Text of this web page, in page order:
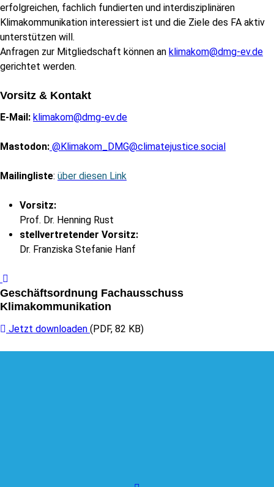
erfolgreichen, fachlich fundierten und interdisziplinären
Klimakommunikation interessiert ist und die Ziele des FA aktiv
unterstützen will.
Anfragen zur Mitgliedschaft können an klimakom@dmg-ev.de
gerichtet werden.
Vorsitz & Kontakt
E-Mail: klimakom@dmg-ev.de
Mastodon: @Klimakom_DMG@climatejustice.social
Mailingliste: über diesen Link
Vorsitz:
Prof. Dr. Henning Rust
stellvertretender Vorsitz:
Dr. Franziska Stefanie Hanf
Geschäftsordnung Fachausschuss
Klimakommunikation
Jetzt downloaden (PDF, 82 KB)